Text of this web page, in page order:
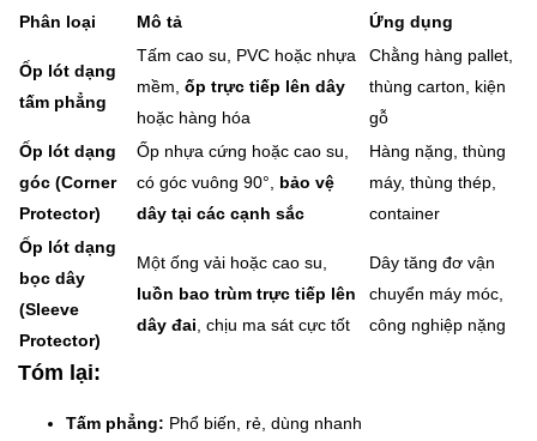
Phân loại Mô tả Ứng dụng
Ốp lót dạng
tấm phẳng
Tấm cao su, PVC hoặc nhựa
mềm, ốp trực tiếp lên dây
hoặc hàng hóa
Chằng hàng pallet,
thùng carton, kiện
gỗ
Ốp lót dạng
góc (Corner
Protector)
Ốp nhựa cứng hoặc cao su,
có góc vuông 90°, bảo vệ
dây tại các cạnh sắc
Hàng nặng, thùng
máy, thùng thép,
container
Ốp lót dạng
bọc dây
(Sleeve
Protector)
Một ống vải hoặc cao su,
luồn bao trùm trực tiếp lên
dây đai , chịu ma sát cực tốt
Dây tăng đơ vận
chuyển máy móc,
công nghiệp nặng
Tóm lại:
Tấm phẳng: Phổ biến, rẻ, dùng nhanh